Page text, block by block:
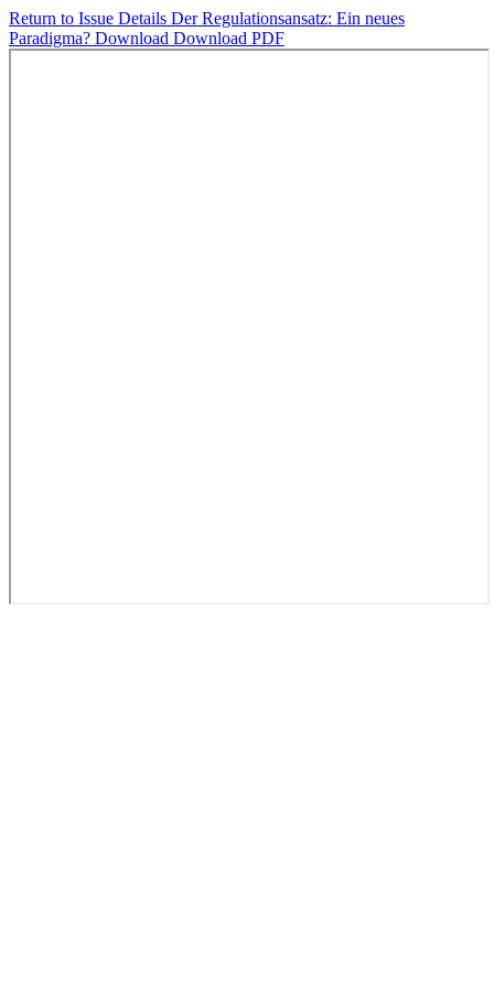
Return to Issue Details Der Regulationsansatz: Ein neues
Paradigma? Download Download PDF